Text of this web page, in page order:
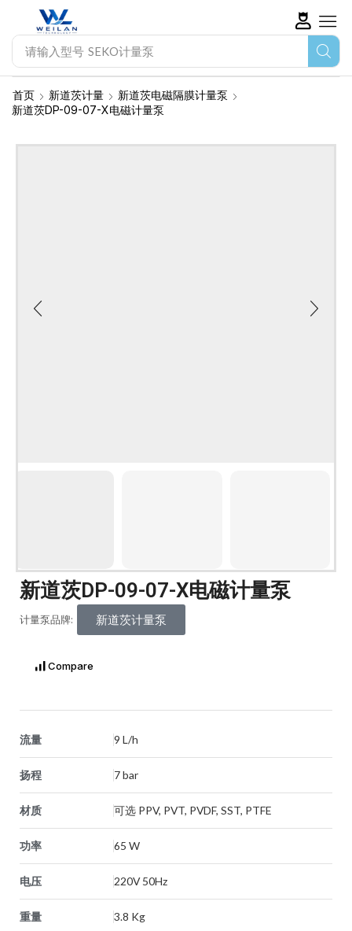
请输入型号 SEKO计量泵
首页 新道茨计量
新道茨电磁隔膜计量泵
新道茨DP-09-07-X电磁计量泵
新道茨DP-09-07-X电磁计量泵
计量泵品牌: 新道茨计量泵
Compare
流量 9 L/h
扬程 7 bar
材质 可选 PPV, PVT, PVDF, SST, PTFE
功率 65 W
电压 220V 50Hz
重量 3.8 Kg